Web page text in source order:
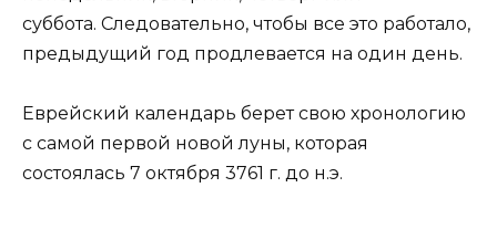
суббота. Следовательно, чтобы все это работало,
предыдущий год продлевается на один день.
Еврейский календарь берет свою хронологию
с самой первой новой луны, которая
состоялась 7 октября 3761 г. до н.э.